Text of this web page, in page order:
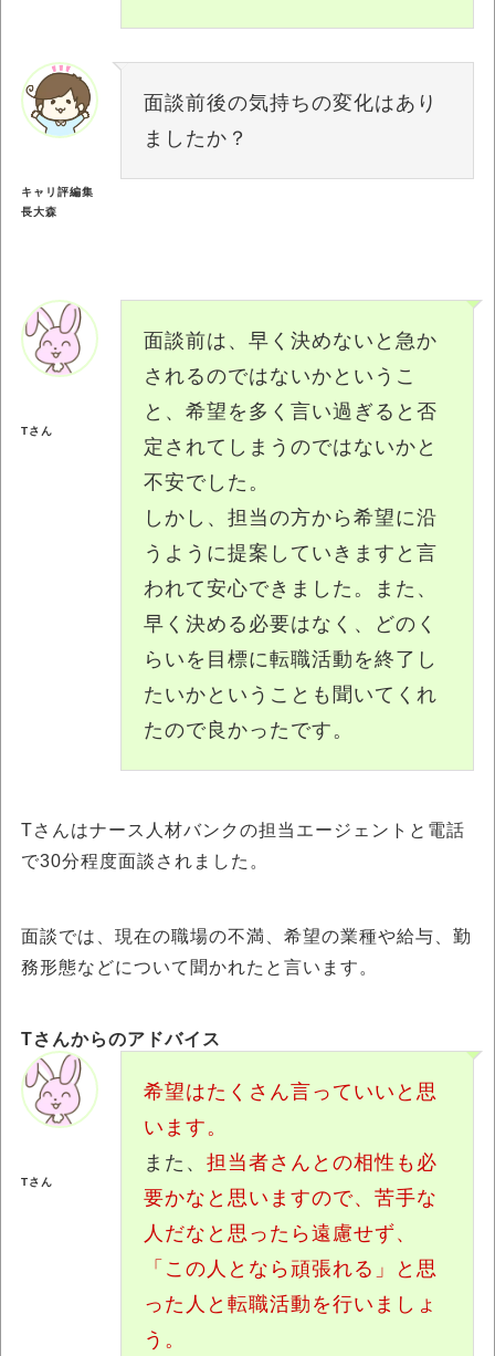
キャリ評編集
長大森
面談前後の気持ちの変化はあり
ましたか？
面談前は、早く決めないと急か
されるのではないかというこ
と、希望を多く言い過ぎると否
定されてしまうのではないかと
不安でした。
しかし、担当の方から希望に沿
うように提案していきますと言
われて安心できました。また、
早く決める必要はなく、どのく
らいを目標に転職活動を終了し
たいかということも聞いてくれ
たので良かったです。
Tさん
Tさんはナース人材バンクの担当エージェントと電話
で30分程度面談されました。
面談では、現在の職場の不満、希望の業種や給与、勤
務形態などについて聞かれたと言います。
Tさんからのアドバイス
希望はたくさん言っていいと思
います。
また、 担当者さんとの相性も必
要かなと思いますので、苦手な
人だなと思ったら遠慮せず、
「この人となら頑張れる」と思
った人と転職活動を行いましょ
う。
Tさん